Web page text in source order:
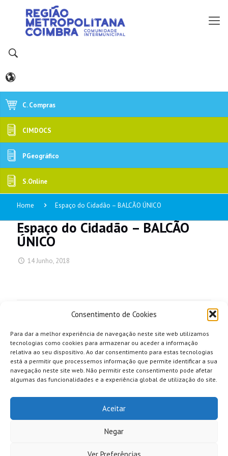
Consentimento de Cookies
Para dar a melhor experiência de navegação neste site web utilizamos
tecnologias como cookies para armazenar ou aceder a informação
relativa ao seu dispositivo. Ao dar consentimento para estas tecnologias
está a permitir que processemos informação que permite identificar a sua
navegação neste site web. Não permitir este consentimento pode afetar
algumas das funcionalidades e a experiência global de utilização do site.
Aceitar
Negar
Ver Preferências
C. Compras
CIMDOCS
PGeográfico
S.Online
Home Espaço do Cidadão – BALCÃO ÚNICO
Espaço do Cidadão – BALCÃO
ÚNICO
14 Junho, 2018